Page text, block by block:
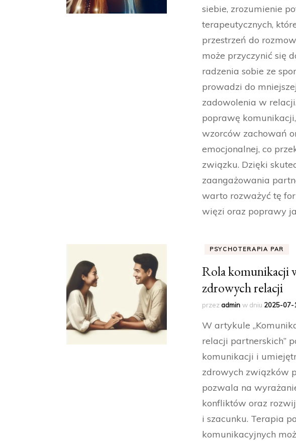
siebie, zrozumienie
terapeutycznych,
przestrzeń do
może przyczynić się
radzenia sobie ze
prowadzi do
zadowolenia w
poprawę
wzorców zachowań
emocjonalnej, co
związku. Dzięki
zaangażowania
warto rozważyć tę
więzi oraz poprawy
PSYCHOTERAPIA PAR
Rola komunikacji
zdrowych relacji
przezadmin w dniu 2025-07-
W artykule
relacji partnerskich”
komunikacji i
zdrowych związków
pozwala na
konfliktów oraz
i szacunku. Terapia
komunikacyjnych